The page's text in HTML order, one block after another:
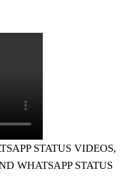
STATUS VIDEOS,
WHATSAPP STATUS